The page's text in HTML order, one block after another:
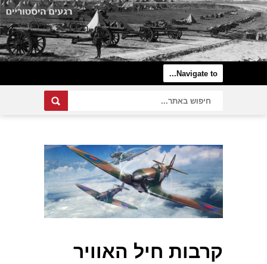
קרבות חיל האוויר